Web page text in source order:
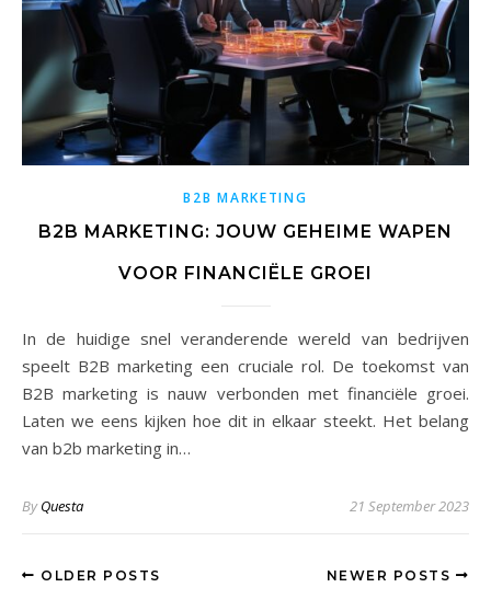
B2B MARKETING
B2B MARKETING: JOUW GEHEIME WAPEN
VOOR FINANCIËLE GROEI
In de huidige snel veranderende wereld van bedrijven
speelt B2B marketing een cruciale rol. De toekomst van
B2B marketing is nauw verbonden met financiële groei.
Laten we eens kijken hoe dit in elkaar steekt. Het belang
van b2b marketing in…
ByQuesta 21 September 2023
OLDER POSTS NEWER POSTS